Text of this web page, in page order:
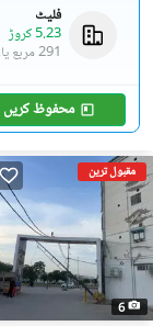
فلیٹ
5.23 کروڑ
291 مربع یارڈ
محفوظ کریں
مقبول ترین
6